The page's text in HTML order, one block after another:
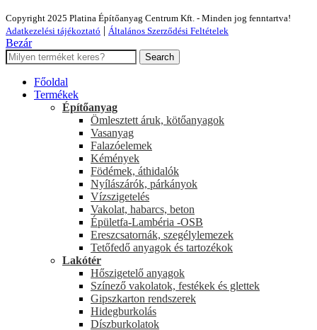
Copyright 2025 Platina Építőanyag Centrum Kft. - Minden jog fenntartva!
Adatkezelési tájékoztató | Általános Szerződési Feltételek
Bezár
Search
Főoldal
Termékek
Építőanyag
Ömlesztett áruk, kötőanyagok
Vasanyag
Falazóelemek
Kémények
Födémek, áthidalók
Nyílászárók, párkányok
Vízszigetelés
Vakolat, habarcs, beton
Épületfa-Lambéria -OSB
Ereszcsatornák, szegélylemezek
Tetőfedő anyagok és tartozékok
Lakótér
Hőszigetelő anyagok
Színező vakolatok, festékek és glettek
Gipszkarton rendszerek
Hidegburkolás
Díszburkolatok